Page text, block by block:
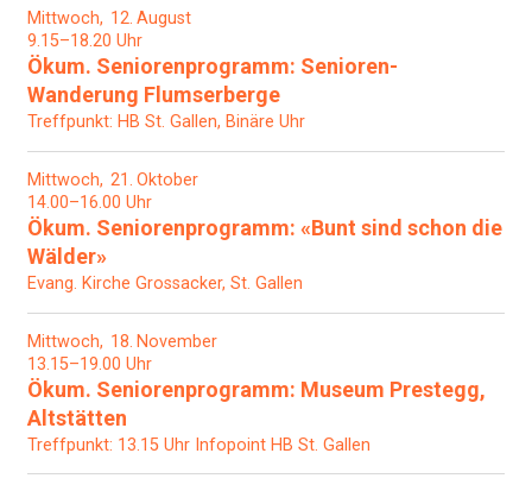
Mittwoch 12 August
9.15–18.20 Uhr
Ökum. Seniorenprogramm: Senioren-
Wanderung Flumserberge
Treffpunkt: HB St. Gallen, Binäre Uhr
Mittwoch 21 Oktober
14.00–16.00 Uhr
Ökum. Seniorenprogramm: «Bunt sind schon die
Wälder»
Evang. Kirche Grossacker, St. Gallen
Mittwoch 18 November
13.15–19.00 Uhr
Ökum. Seniorenprogramm: Museum Prestegg,
Altstätten
Treffpunkt: 13.15 Uhr Infopoint HB St. Gallen